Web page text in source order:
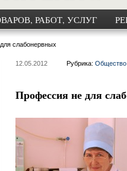
РАБОТ, УСЛУГ
слабонервных
12.05.2012 Рубрика: Общество
Профессия не для